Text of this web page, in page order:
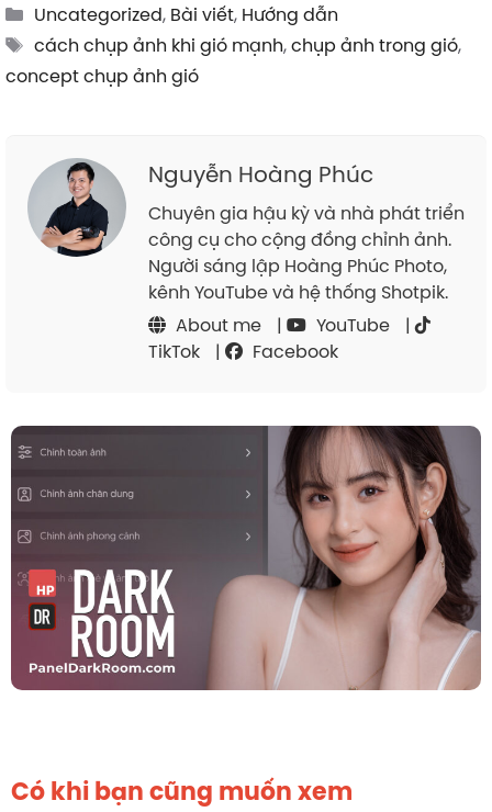
Categories
Uncategorized, Bài viết, Hướng dẫn
Tags
cách chụp ảnh khi gió mạnh,chụp ảnh trong gió,
concept chụp ảnh gió
Nguyễn Hoàng Phúc
Chuyên gia hậu kỳ và nhà phát triển
công cụ cho cộng đồng chỉnh ảnh.
Người sáng lập Hoàng Phúc Photo,
kênh YouTube và hệ thống Shotpik.
About me
| YouTube
|
TikTok
| Facebook
Có khi bạn cũng muốn xem